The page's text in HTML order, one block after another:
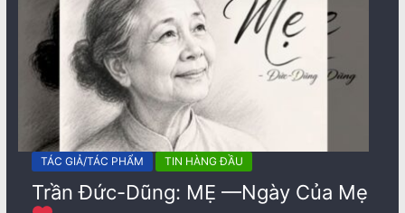
TÁC GIẢ/TÁC PHẨM TIN HÀNG ĐẦU
Trần Đức-Dũng: MẸ —Ngày Của Mẹ